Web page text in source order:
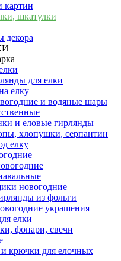
картин
шкатулки
декора
для елки
елку
и водяные шары
и еловые гирлянды
хлопушки, серпантин
елку
новогодние
из фольги
украшения
елки
фонари, свечи
крючки для елочных